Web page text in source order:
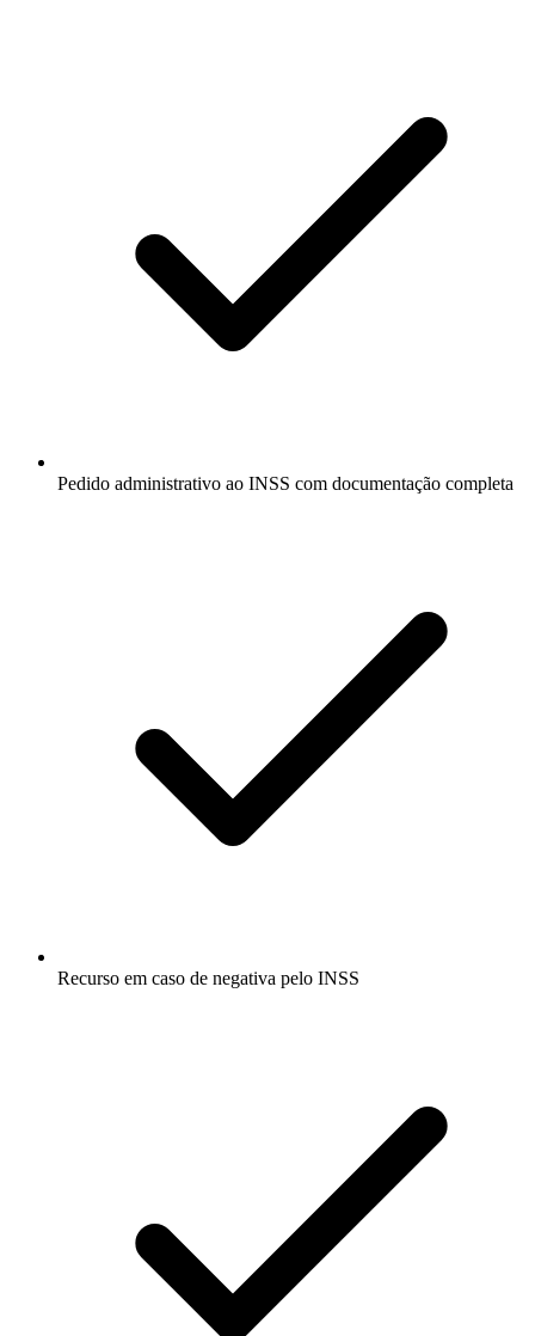
Pedido administrativo ao INSS com documentação completa
Recurso em caso de negativa pelo INSS